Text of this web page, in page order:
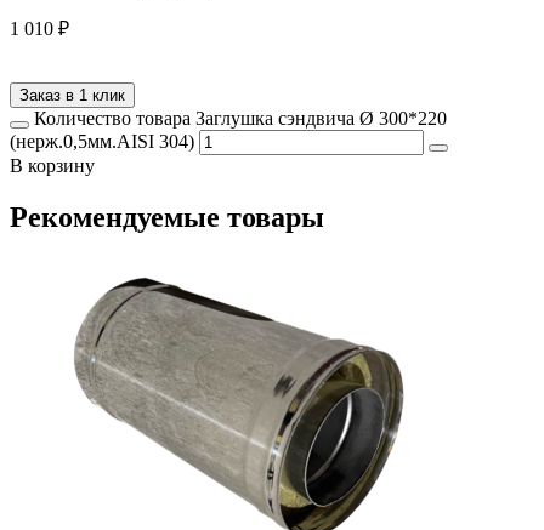
1 010 ₽
Заказ в 1 клик
Количество товара Заглушка сэндвича Ø 300*220
(нерж.0,5мм.AISI 304)
В корзину
Рекомендуемые товары